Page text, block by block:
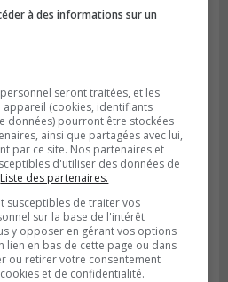
M$ pour moderniser
à des informations sur un
seront traitées, et les
(cookies, identifiants
données) pourront être stockées
ainsi que partagées avec lui,
par ce site. Nos partenaires et
d'utiliser des données de
Liste des partenaires.
susceptibles de traiter vos
sur la base de l'intérêt
y opposer en gérant vos options
lien en bas de cette page ou dans
ou retirer votre consentement
et de confidentialité.